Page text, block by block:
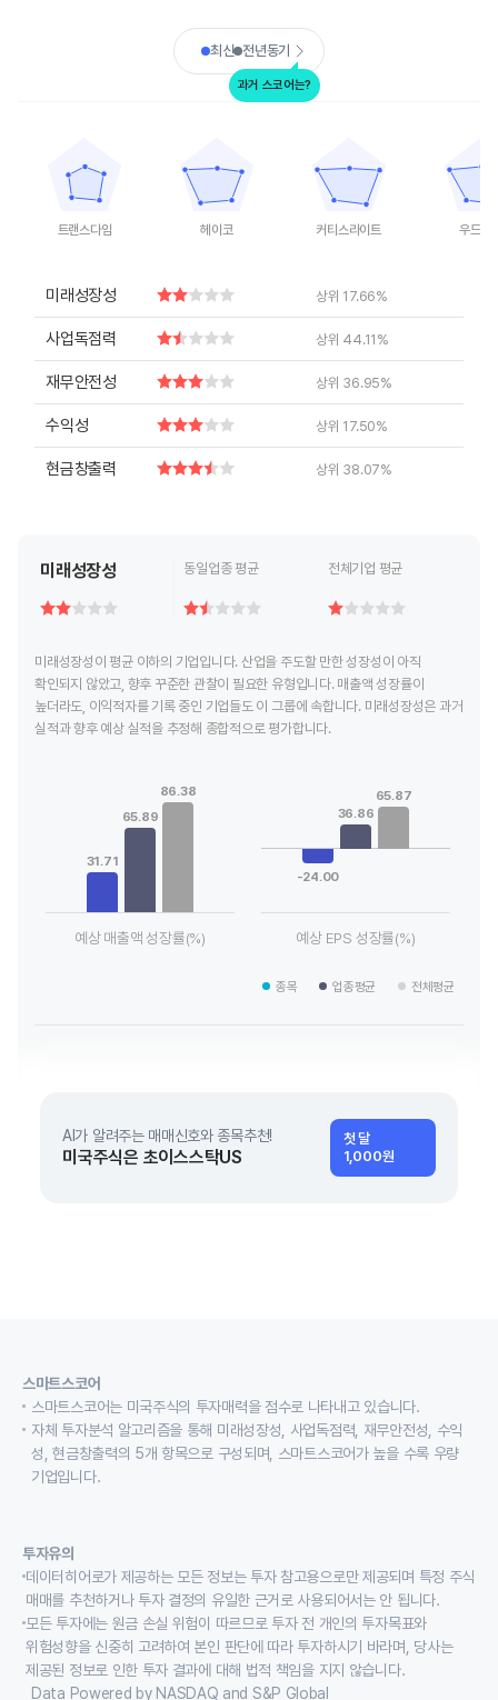
End of interactive chart.
최신 전년동기
과거 스코어는?
The chart has 1 X axis displaying categories.
The chart has 1 Y axis displaying values. Data ranges from 40
트랜스다임
The chart has 1 X axis displaying categories.
The chart has 1 Y axis displaying values.
헤이코
커티스라이트
The chart has 1 X axis
The chart has 1 Y axis
커티스라이트
The
The
우드워
미래성장성 상위 17.66%
사업독점력 상위 44.11%
재무안전성 상위 36.95%
수익성 상위 17.50%
현금창출력 상위 38.07%
미래성장성 동일업종 평균 전체기업 평균
미래성장성이 평균 이하의 기업입니다. 산업을 주도할 만한 성장성이 아직
확인되지 않았고, 향후 꾸준한 관찰이 필요한 유형입니다. 매출액 성장률이
높더라도, 이익적자를 기록 중인 기업들도 이 그룹에 속합니다. 미래성장성은 과거
실적과 향후 예상 실적을 추정해 종합적으로 평가합니다.
View as data table, Chart
The chart has 1 X axis displaying categories.
The chart has 1 Y axis displaying values. Data ranges from
31.71
65.89
86.38
예상 매출액 성장률(%)
View as data table, Chart
The chart has 1 X axis
-24.00
36.86
65.87
예상 EPS 성장률(%)
종목 업종평균 전체평균
AI가 알려주는 매매신호와 종목추천!
미국주식은 초이스스탁US
첫 달
1,000원
스마트스코어
스마트스코어는 미국주식의 투자매력을 점수로 나타내고 있습니다.
자체 투자분석 알고리즘을 통해 미래성장성, 사업독점력, 재무안전성, 수익
성, 현금창출력의 5개 항목으로 구성되며, 스마트스코어가 높을 수록 우량
기업입니다.
투자유의
데이터히어로가 제공하는 모든 정보는 투자 참고용으로만 제공되며 특정 주식
매매를 추천하거나 투자 결정의 유일한 근거로 사용되어서는 안 됩니다.
모든 투자에는 원금 손실 위험이 따르므로 투자 전 개인의 투자목표와
위험성향을 신중히 고려하여 본인 판단에 따라 투자하시기 바라며, 당사는
제공된 정보로 인한 투자 결과에 대해 법적 책임을 지지 않습니다.
Data Powered by NASDAQ and S&P Global